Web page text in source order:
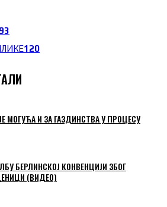
120
МОГУЋА И ЗА ГАЗДИНСТВА У ПРОЦЕСУ
БЕРЛИНСКОЈ КОНВЕНЦИЈИ ЗБОГ
(ВИДЕО)